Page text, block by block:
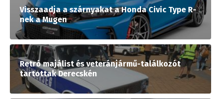
Visszaadja a szárnyakat a Honda Civic Type R-
nek a Mugen
Retró majálist és veteránjármű-találkozót
tartottak Derecskén